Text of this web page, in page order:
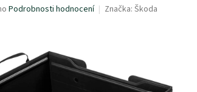
Podrobnosti hodnocení Značka: Škoda